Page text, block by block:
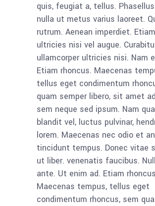
quis, feugiat a, tellus.
nulla ut metus varius laoreet.
rutrum. Aenean imperdiet. Etiam
ultricies nisi vel augue.
ullamcorper ultricies nisi. Nam
Etiam rhoncus. Maecenas
tellus eget condimentum
quam semper libero, sit amet
sem neque sed ipsum. Nam
blandit vel, luctus pulvinar,
lorem. Maecenas nec odio et
tincidunt tempus. Donec vitae
ut liber. venenatis faucibus.
ante. Ut enim ad. Etiam
Maecenas tempus, tellus eget
condimentum rhoncus, sem